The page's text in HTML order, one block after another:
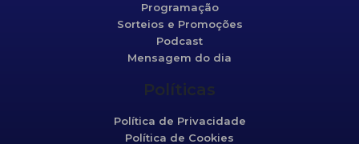
Programação
Sorteios e Promoções
Podcast
Mensagem do dia
Políticas
Política de Privacidade
Política de Cookies